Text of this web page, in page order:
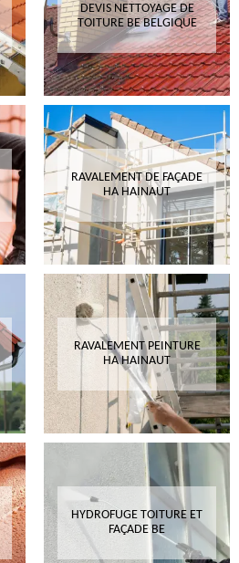
DEVIS NETTOYAGE DE
TOITURE BE BELGIQUE
RAVALEMENT DE FAÇADE
HA HAINAUT
RAVALEMENT PEINTURE
HA HAINAUT
HYDROFUGE TOITURE ET
FAÇADE BE